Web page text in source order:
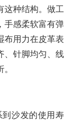
这种结构。做工
手感柔软富有弹
布用力在皮革表
、针脚均匀、线
沙发的使用寿